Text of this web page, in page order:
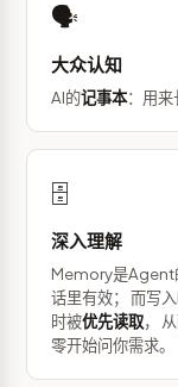
🗣️
大众认知
AI的记事本：用来
🗄️
深入理解
Memory是Agent
话里有效； 而写
时被优先读取，
零开始问你需求。